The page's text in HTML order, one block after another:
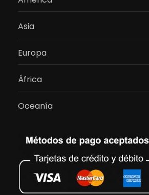
Asia
Europa
África
Oceanía